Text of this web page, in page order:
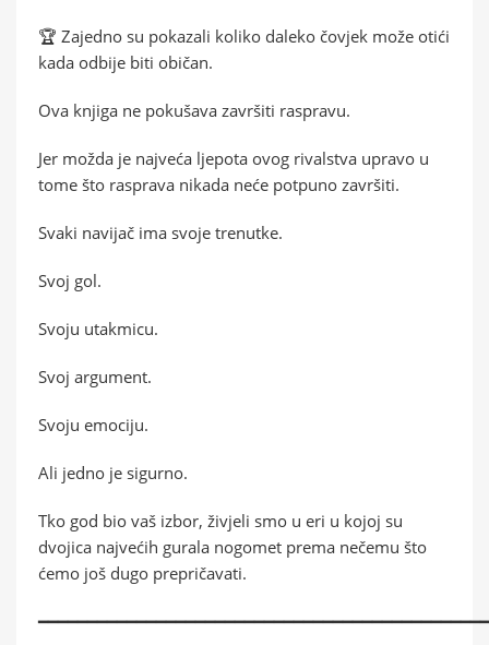
🏆 Zajedno su pokazali koliko daleko čovjek može otići
kada odbije biti običan.
Ova knjiga ne pokušava završiti raspravu.
Jer možda je najveća ljepota ovog rivalstva upravo u
tome što rasprava nikada neće potpuno završiti.
Svaki navijač ima svoje trenutke.
Svoj gol.
Svoju utakmicu.
Svoj argument.
Svoju emociju.
Ali jedno je sigurno.
Tko god bio vaš izbor, živjeli smo u eri u kojoj su
dvojica najvećih gurala nogomet prema nečemu što
ćemo još dugo prepričavati.